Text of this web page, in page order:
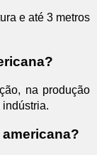
e até 3 metros
na produção